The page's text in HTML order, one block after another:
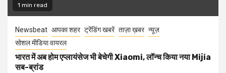
1 min read
Newsbeat आपका शहर ट्रेंडिंग खबरें ताज़ा ख़बर न्यूज़
सोशल मीडिया वायरल
भारत में अब होम एप्लायंसेज भी बेचेगी Xiaomi, लॉन्च किया नया Mijia
सब-ब्रांड